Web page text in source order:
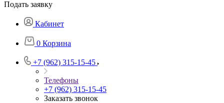
Подать заявку
Кабинет
0 Корзина
+7 (962) 315-15-45
Телефоны
+7 (962) 315-15-45
Заказать звонок